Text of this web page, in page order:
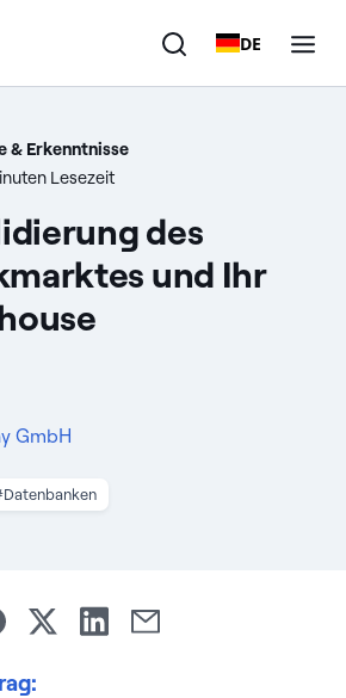
DE
& Erkenntnisse
Lesezeit
des
und Ihr
GmbH